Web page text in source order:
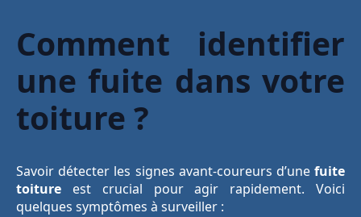
Comment identifier
une fuite dans votre
toiture ?
Savoir détecter les signes avant-coureurs d’une fuite
toiture est crucial pour agir rapidement. Voici
quelques symptômes à surveiller :